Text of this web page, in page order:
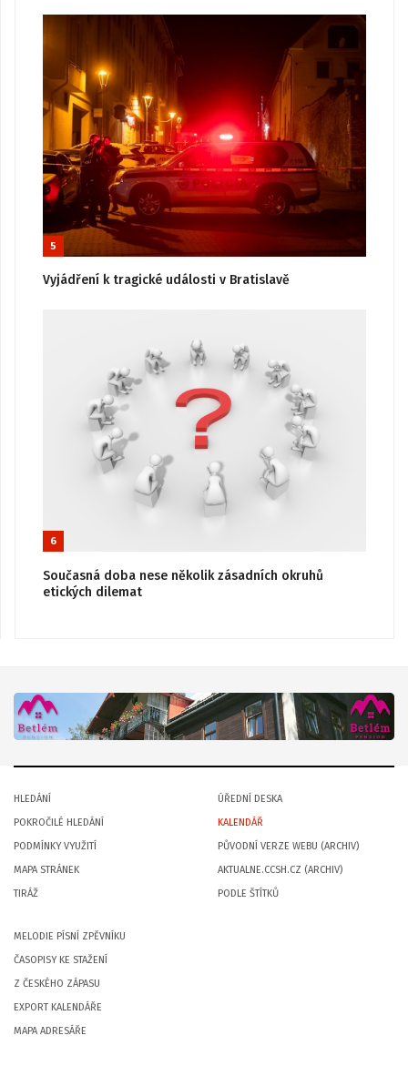
5
Vyjádření k tragické události v Bratislavě
6
Současná doba nese několik zásadních okruhů
etických dilemat
HLEDÁNÍ
POKROČILÉ HLEDÁNÍ
PODMÍNKY VYUŽITÍ
MAPA STRÁNEK
TIRÁŽ
ÚŘEDNÍ DESKA
KALENDÁŘ
PŮVODNÍ VERZE WEBU (ARCHIV)
AKTUALNE.CCSH.CZ (ARCHIV)
PODLE ŠTÍTKŮ
MELODIE PÍSNÍ ZPĚVNÍKU
ČASOPISY KE STAŽENÍ
Z ČESKÉHO ZÁPASU
EXPORT KALENDÁŘE
MAPA ADRESÁŘE